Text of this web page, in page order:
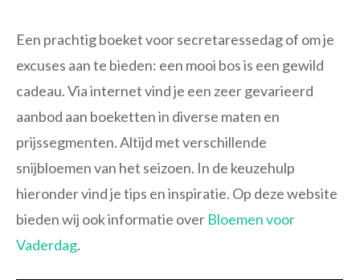
Een prachtig boeket voor secretaressedag of om je
excuses aan te bieden: een mooi bos is een gewild
cadeau. Via internet vind je een zeer gevarieerd
aanbod aan boeketten in diverse maten en
prijssegmenten. Altijd met verschillende
snijbloemen van het seizoen. In de keuzehulp
hieronder vind je tips en inspiratie. Op deze website
bieden wij ook informatie over Bloemen voor
Vaderdag.